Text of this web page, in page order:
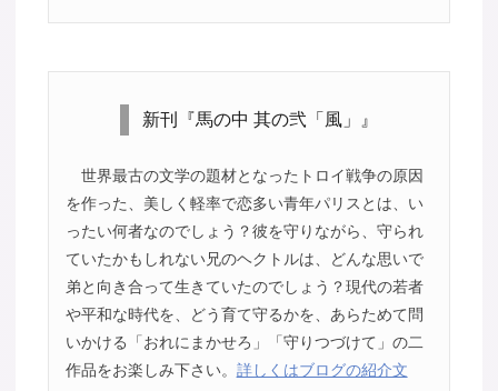
新刊『馬の中 其の弐「風」』
世界最古の文学の題材となったトロイ戦争の原因
を作った、美しく軽率で恋多い青年パリスとは、い
ったい何者なのでしょう？彼を守りながら、守られ
ていたかもしれない兄のヘクトルは、どんな思いで
弟と向き合って生きていたのでしょう？現代の若者
や平和な時代を、どう育て守るかを、あらためて問
いかける「おれにまかせろ」「守りつづけて」の二
作品をお楽しみ下さい。 詳しくはブログの紹介文